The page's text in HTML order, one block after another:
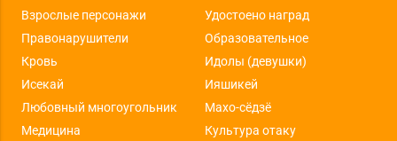
Взрослые персонажи
Удостоено наград
Правонарушители
Образовательное
Кровь
Идолы (девушки)
Исекай
Ияшикей
Любовный многоугольник
Махо-сёдзё
Медицина
Культура отаку